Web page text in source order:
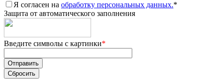
Я согласен на обработку персональных данных.*
Защита от автоматического заполнения
Введите символы с картинки*